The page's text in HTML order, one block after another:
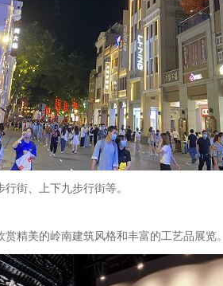
街、上下九步行街等。
精美的岭南建筑风格和丰富的工艺品展览。